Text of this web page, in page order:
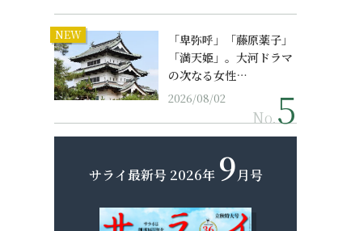
NEW
「卑弥呼」「藤原薬子」
「満天姫」。大河ドラマ
の次なる女性…
2026/08/02
No.
サライ最新号 2026年 9月号